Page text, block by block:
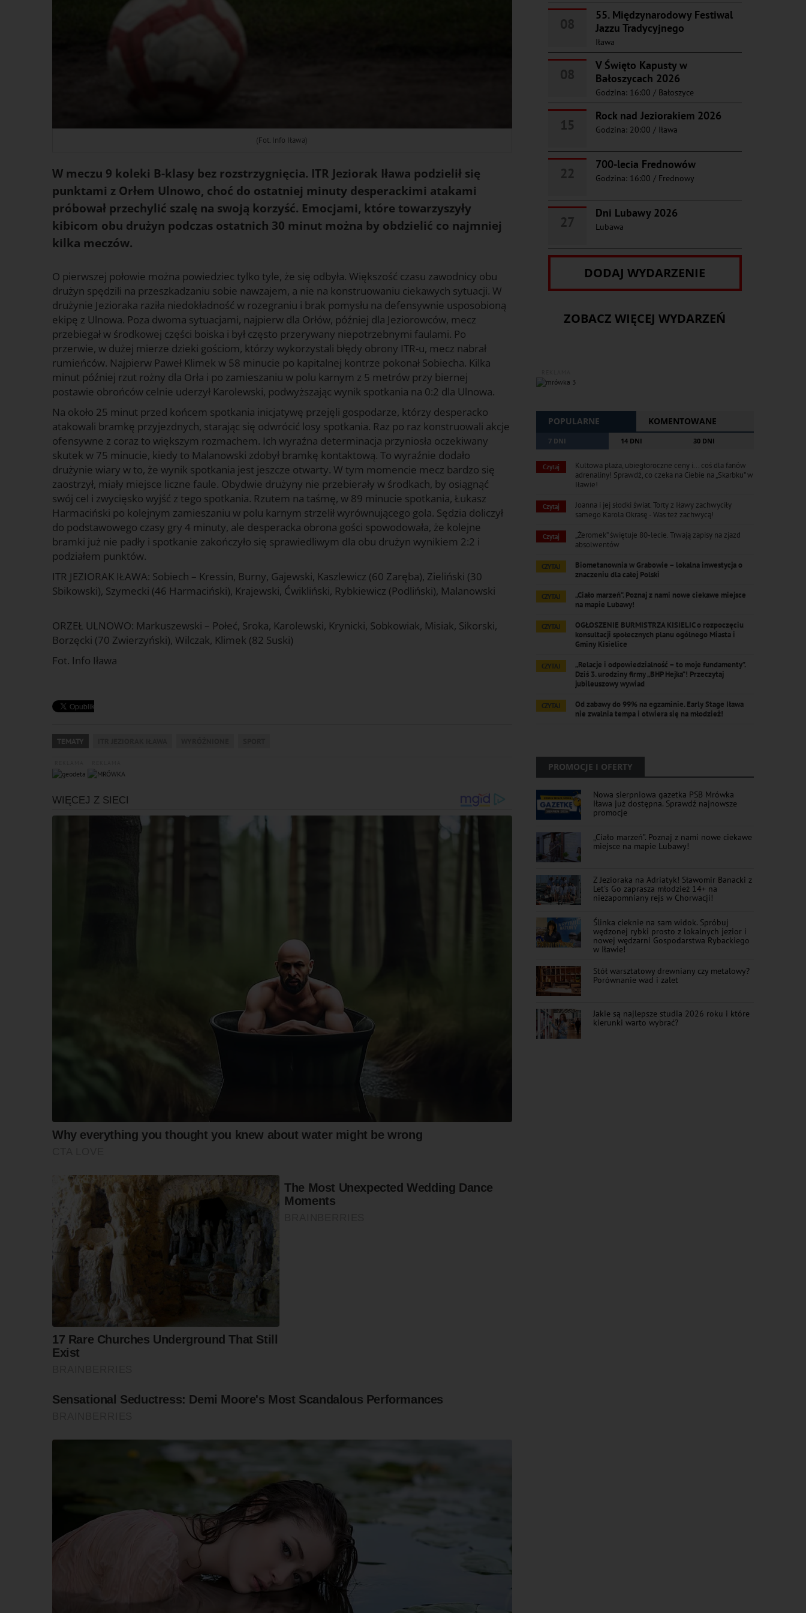
(Fot. Info Iława)
W meczu 9 koleki B-klasy bez rozstrzygnięcia. ITR Jeziorak Iława podzielił się
punktami z Orłem Ulnowo, choć do ostatniej minuty desperackimi atakami
próbował przechylić szalę na swoją korzyść. Emocjami, które towarzyszyły
kibicom obu drużyn podczas ostatnich 30 minut można by obdzielić co najmniej
kilka meczów.
O pierwszej połowie można powiedziec tylko tyle, że się odbyła. Większość czasu zawodnicy obu
drużyn spędzili na przeszkadzaniu sobie nawzajem, a nie na konstruowaniu ciekawych sytuacji. W
drużynie Jezioraka raziła niedokładność w rozegraniu i brak pomysłu na defensywnie usposobioną
ekipę z Ulnowa. Poza dwoma sytuacjami, najpierw dla Orłów, później dla Jeziorowców, mecz
przebiegał w środkowej części boiska i był często przerywany niepotrzebnymi faulami. Po
przerwie, w dużej mierze dzieki gościom, którzy wykorzystali błędy obrony ITR-u, mecz nabrał
rumieńców. Najpierw Paweł Klimek w 58 minucie po kapitalnej kontrze pokonał Sobiecha. Kilka
minut później rzut rożny dla Orła i po zamieszaniu w polu karnym z 5 metrów przy biernej
postawie obrońców celnie uderzył Karolewski, podwyższając wynik spotkania na 0:2 dla Ulnowa.
Na około 25 minut przed końcem spotkania inicjatywę przejęli gospodarze, którzy desperacko
atakowali bramkę przyjezdnych, starając się odwrócić losy spotkania. Raz po raz konstruowali akcje
ofensywne z coraz to większym rozmachem. Ich wyraźna determinacja przyniosła oczekiwany
skutek w 75 minucie, kiedy to Malanowski zdobył bramkę kontaktową. To wyraźnie dodało
drużynie wiary w to, że wynik spotkania jest jeszcze otwarty. W tym momencie mecz bardzo się
zaostrzył, miały miejsce liczne faule. Obydwie drużyny nie przebierały w środkach, by osiągnąć
swój cel i zwycięsko wyjść z tego spotkania. Rzutem na taśmę, w 89 minucie spotkania, Łukasz
Harmaciński po kolejnym zamieszaniu w polu karnym strzelił wyrównującego gola. Sędzia doliczył
do podstawowego czasy gry 4 minuty, ale desperacka obrona gości spowodowała, że kolejne
bramki już nie padły i spotkanie zakończyło się sprawiedliwym dla obu drużyn wynikiem 2:2 i
podziałem punktów.
ITR JEZIORAK IŁAWA: Sobiech – Kressin, Burny, Gajewski, Kaszlewicz (60 Zaręba), Zieliński (30
Sbikowski), Szymecki (46 Harmaciński), Krajewski, Ćwikliński, Rybkiewicz (Podliński), Malanowski
ORZEŁ ULNOWO: Markuszewski – Połeć, Sroka, Karolewski, Krynicki, Sobkowiak, Misiak, Sikorski,
Borzęcki (70 Zwierzyński), Wilczak, Klimek (82 Suski)
Fot. Info Iława
TEMATY
55. Międzynarodowy Festiwal
Jazzu Tradycyjnego
Iława
V Święto Kapusty w
Bałoszycach 2026
Godzina: 16:00 / Bałoszyce
Rock nad Jeziorakiem 2026
Godzina: 20:00 / Iława
700-lecia Frednowów
Godzina: 16:00 / Frednowy
Dni Lubawy 2026
Lubawa
DODAJ WYDARZENIE
ZOBACZ WIĘCEJ WYDARZEŃ
POPULARNE KOMENTOWANE
7 DNI 14 DNI 30 DNI
Czytaj
Kultowa plaża, ubiegłoroczne ceny i... coś dla fanów
adrenaliny! Sprawdź, co czeka na Ciebie na „Skarbku” w
Iławie!
Czytaj
Joanna i jej słodki świat. Torty z Iławy zachwyciły
samego Karola Okrasę - Was też zachwycą!
Czytaj
„Żeromek” świętuje 80-lecie. Trwają zapisy na zjazd
absolwentów
CZYTAJ
Biometanownia w Grabowie – lokalna inwestycja o
znaczeniu dla całej Polski
CZYTAJ
„Ciało marzeń”. Poznaj z nami nowe ciekawe miejsce
na mapie Lubawy!
CZYTAJ
OGŁOSZENIE BURMISTRZA KISIELIC o rozpoczęciu
konsultacji społecznych planu ogólnego Miasta i
Gminy Kisielice
CZYTAJ
„Relacje i odpowiedzialność – to moje fundamenty”.
Dziś 3. urodziny firmy „BHP Hejka”! Przeczytaj
jubileuszowy wywiad
CZYTAJ
Od zabawy do 99% na egzaminie. Early Stage Iława
nie zwalnia tempa i otwiera się na młodzież!
PROMOCJE I OFERTY
Nowa sierpniowa gazetka PSB Mrówka
Iława już dostępna. Sprawdź najnowsze
promocje
„Ciało marzeń”. Poznaj z nami nowe ciekawe
miejsce na mapie Lubawy!
Z Jezioraka na Adriatyk! Sławomir Banacki z
Let's Go zaprasza młodzież 14+ na
niezapomniany rejs w Chorwacji!
Ślinka cieknie na sam widok. Spróbuj
wędzonej rybki prosto z lokalnych jezior i
nowej wędzarni Gospodarstwa Rybackiego
w Iławie!
Stół warsztatowy drewniany czy metalowy?
Porównanie wad i zalet
Jakie są najlepsze studia 2026 roku i które
kierunki warto wybrać?